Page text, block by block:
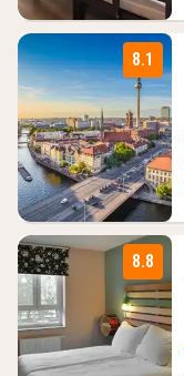
8.1
8.8